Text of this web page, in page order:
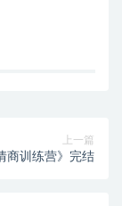
上一篇
商训练营》完结